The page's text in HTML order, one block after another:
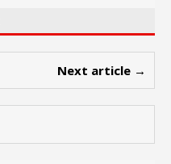
Next article →